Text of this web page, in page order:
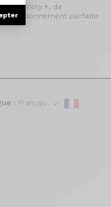
chromoly +, de
fonctionnement parfaite
: Français